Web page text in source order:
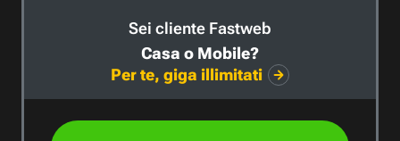
Sei cliente Fastweb
Casa o Mobile?
Per te, giga illimitati